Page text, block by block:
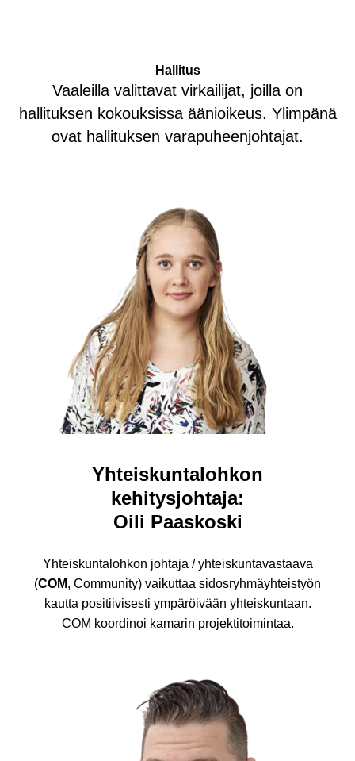
Hallitus
Vaaleilla valittavat virkailijat, joilla on
hallituksen kokouksissa äänioikeus. Ylimpänä
ovat hallituksen varapuheenjohtajat.
Yhteiskuntalohkon
kehitysjohtaja:
Oili Paaskoski
Yhteiskuntalohkon johtaja / yhteiskuntavastaava
(COM, Community) vaikuttaa sidosryhmäyhteistyön
kautta positiivisesti ympäröivään yhteiskuntaan.
COM koordinoi kamarin projektitoimintaa.